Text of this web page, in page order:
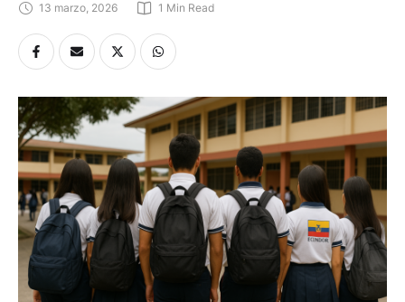
13 marzo, 2026 1 Min Read